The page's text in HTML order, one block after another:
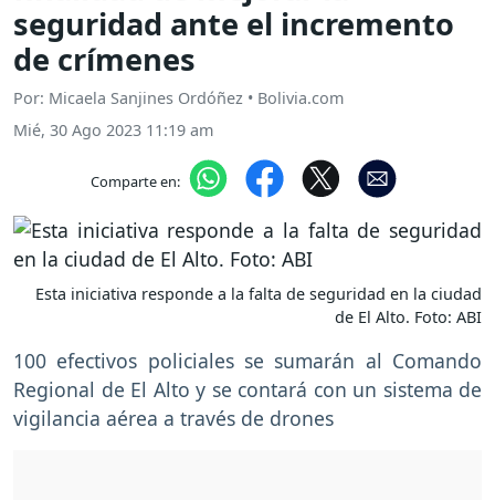
seguridad ante el incremento
de crímenes
Por: Micaela Sanjines Ordóñez • Bolivia.com
Mié, 30 Ago 2023 11:19 am
Comparte en:
Esta iniciativa responde a la falta de seguridad en la ciudad
de El Alto. Foto: ABI
100 efectivos policiales se sumarán al Comando
Regional de El Alto y se contará con un sistema de
vigilancia aérea a través de drones